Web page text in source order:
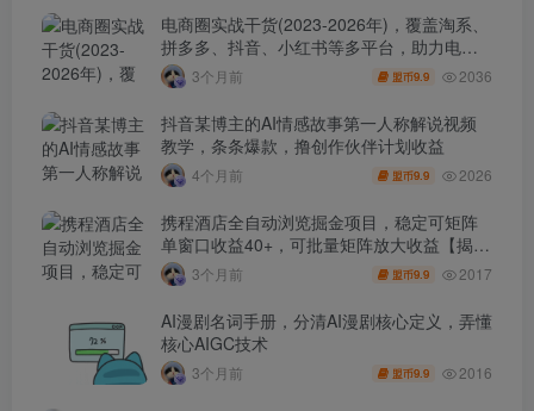
电商圈实战干货(2023-2026年)，覆盖淘系、
拼多多、抖音、小红书等多平台，助力电商
人避开坑、提效率、稳盈利(更新4月)
3个月前 盟币9.9 2036
抖音某博主的AI情感故事第一人称解说视频
教学，条条爆款，撸创作伙伴计划收益
4个月前 盟币9.9 2026
携程酒店全自动浏览掘金项目，稳定可矩阵
单窗口收益40+，可批量矩阵放大收益【揭
秘】3个月前 盟币9.9 2017
AI漫剧名词手册，分清AI漫剧核心定义，弄懂
核心AIGC技术
3个月前 盟币9.9 2016